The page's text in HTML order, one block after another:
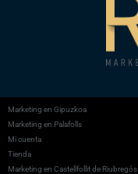
Marketing en Gipuzkoa
Marketing en Palafolls
Mi cuenta
Tienda
Marketing en Castellfollit de Riubregós